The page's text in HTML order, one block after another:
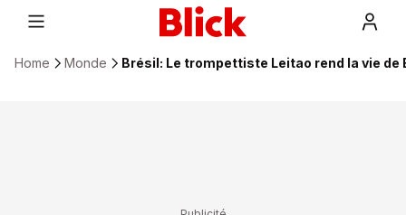
Home Monde Brésil: Le trompettiste Leitao rend la vie de